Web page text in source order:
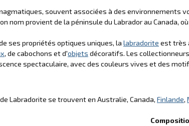
souvent associées à des environnements
nom provient de la péninsule du Labrador au Canada,
ses propriétés optiques uniques, la labradorite est très
, de cabochons et d'objets décoratifs. Les
spectaculaire, avec des couleurs vives et des
Labradorite se trouvent en Australie, Canada, Finlande,